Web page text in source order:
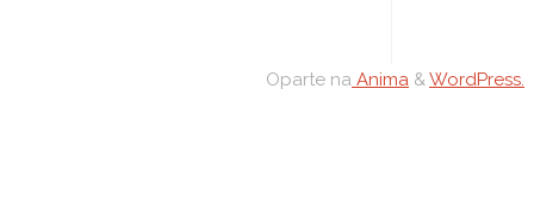
Oparte na Anima & WordPress.